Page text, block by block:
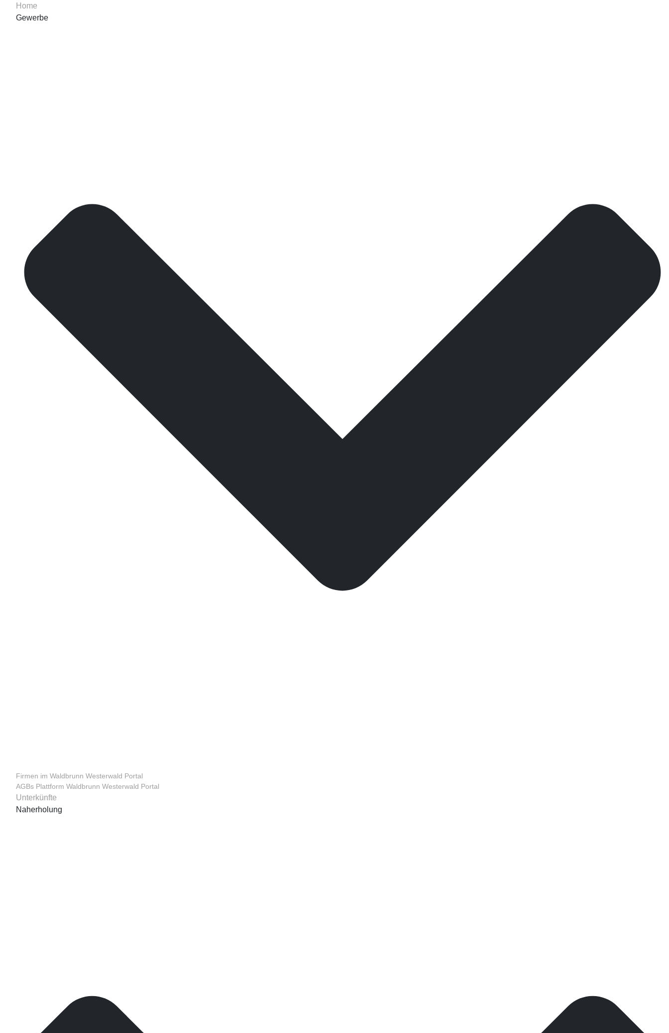
Home
Gewerbe
Firmen im Waldbrunn Westerwald Portal
AGBs Plattform Waldbrunn Westerwald Portal
Unterkünfte
Naherholung